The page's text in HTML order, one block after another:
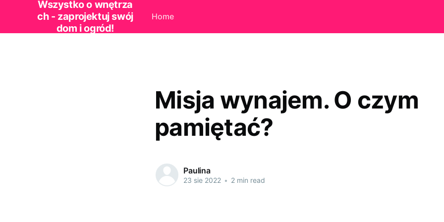
Wszystko o wnętrza
ch - zaprojektuj swój
dom i ogród!
Home
Misja wynajem. O czym
pamiętać?
Paulina
23 sie 2022 • 2 min read